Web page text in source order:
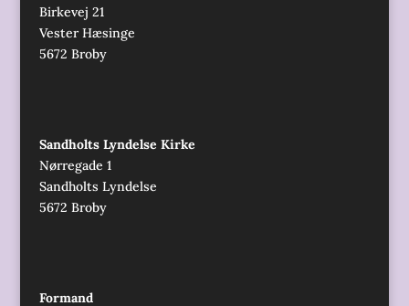
Birkevej 21
Vester Hæsinge
5672 Broby
Sandholts Lyndelse Kirke
Nørregade 1
Sandholts Lyndelse
5672 Broby
Formand